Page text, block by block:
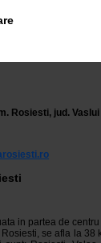
Rosiesti, jud. Vaslui
in partea de
se afla la 38